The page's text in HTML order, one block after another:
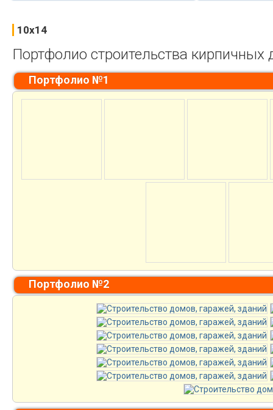
10x14
Портфолио строительства кирпичных
Портфолио №1
Портфолио №2